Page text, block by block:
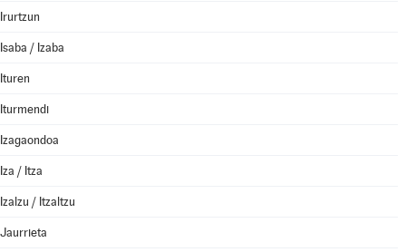
Irurtzun
Isaba / Izaba
Ituren
Iturmendi
Izagaondoa
Iza / Itza
Izalzu / Itzaltzu
Jaurrieta